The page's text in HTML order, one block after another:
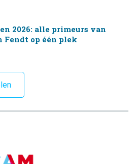
2026: alle primeurs van
Fendt op één plek